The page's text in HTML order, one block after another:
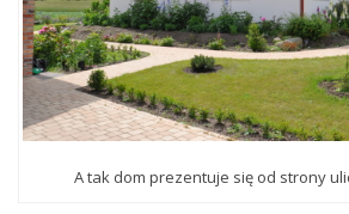
A tak dom prezentuje się od strony